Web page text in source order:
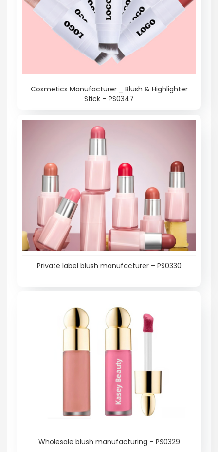
Cosmetics Manufacturer _ Blush & Highlighter
Stick – PS0347
Private label blush manufacturer – PS0330
Wholesale blush manufacturing – PS0329